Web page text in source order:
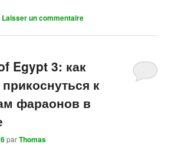
Laisser un commentaire
Egypt 3: как
к
фараонов в
parThomas